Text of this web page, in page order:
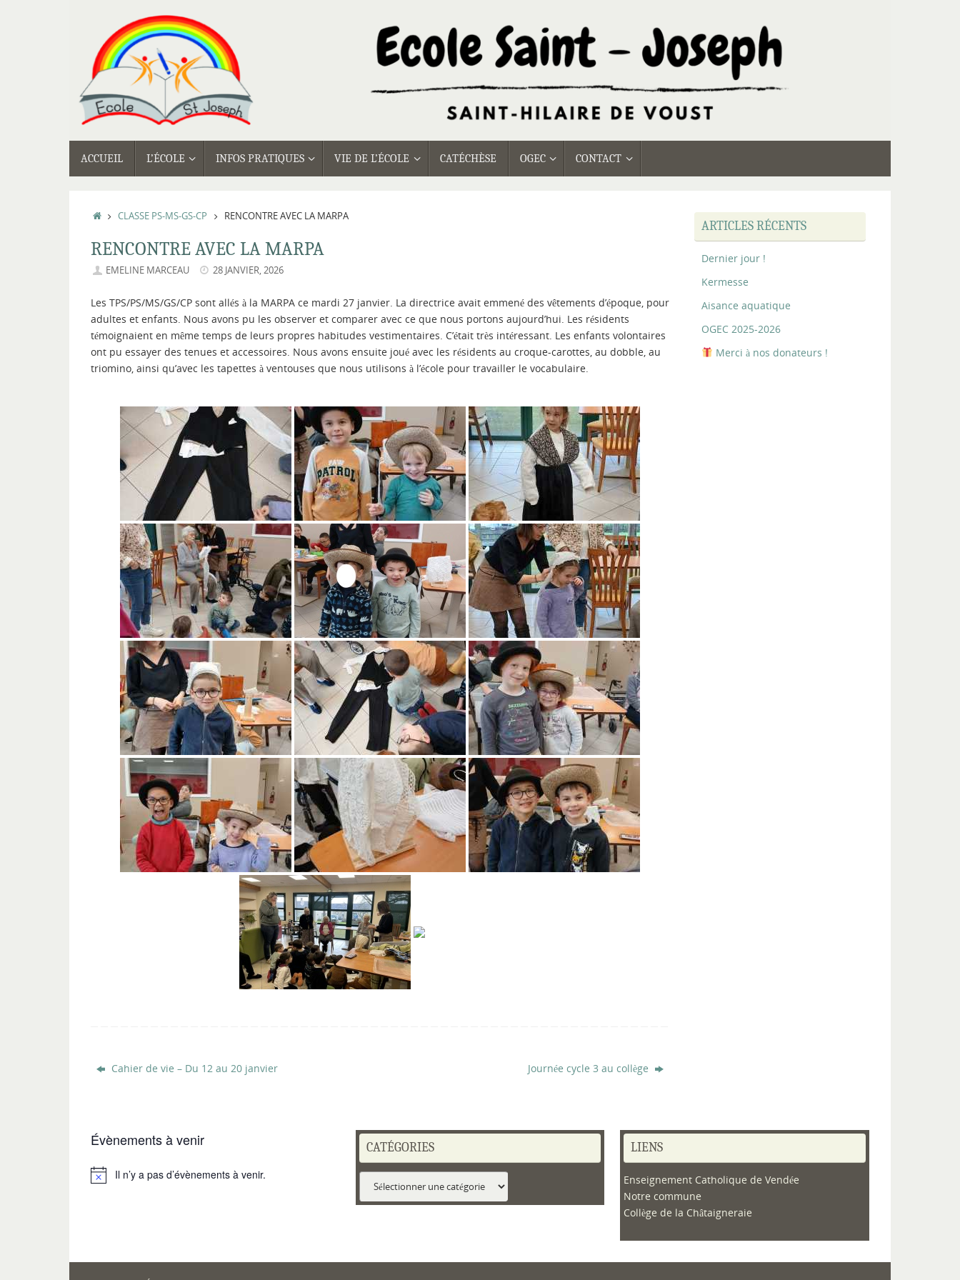
AU
CONTENU
ACCUEIL L’ÉCOLE INFOS PRATIQUES VIE DE L’ÉCOLE CATÉCHÈSE OGEC CONTACT
ACCUEIL
CLASSE PS-MS-GS-CP RENCONTRE AVEC LA MARPA
RENCONTRE AVEC LA MARPA
EMELINE MARCEAU 28 JANVIER, 2026
Les TPS/PS/MS/GS/CP sont allés à la MARPA ce mardi 27 janvier. La directrice avait emmené des vêtements d’époque, pour
adultes et enfants. Nous avons pu les observer et comparer avec ce que nous portons aujourd’hui. Les résidents
témoignaient en même temps de leurs propres habitudes vestimentaires. C’était très intéressant. Les enfants volontaires
ont pu essayer des tenues et accessoires. Nous avons ensuite joué avec les résidents au croque-carottes, au dobble, au
triomino, ainsi qu’avec les tapettes à ventouses que nous utilisons à l’école pour travailler le vocabulaire.
Cahier de vie – Du 12 au 20 janvier Journée cycle 3 au collège
ARTICLES RÉCENTS
Dernier jour !
Kermesse
Aisance aquatique
OGEC 2025-2026
Merci à nos donateurs !
Évènements à venir
NoticeIl n’y a pas d’évènements à venir.
CATÉGORIES LIENS
Enseignement Catholique de Vendée
Notre commune
Collège de la Châtaigneraie